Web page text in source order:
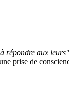
répondre aux leurs"
prise de